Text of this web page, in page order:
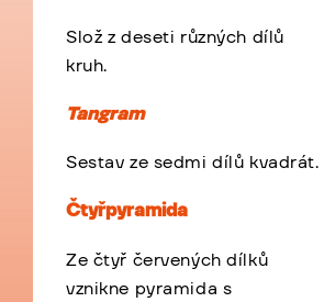
Slož z deseti různých dílů
kruh.
Tangram
Sestav ze sedmi dílů kvadrát.
Čtyřpyramida
Ze čtyř červených dílků
vznikne pyramida s